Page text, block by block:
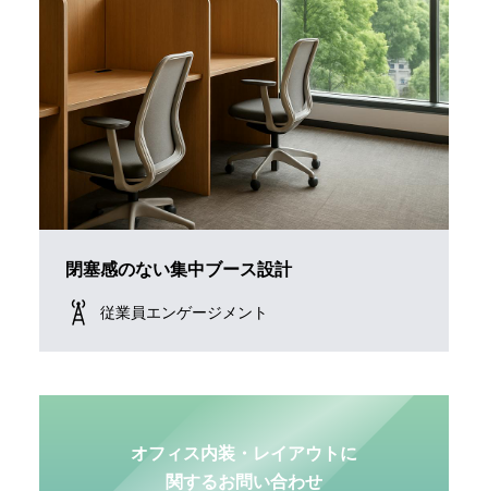
閉塞感のない集中ブース設計
従業員エンゲージメント
オフィス内装・レイアウトに
関するお問い合わせ